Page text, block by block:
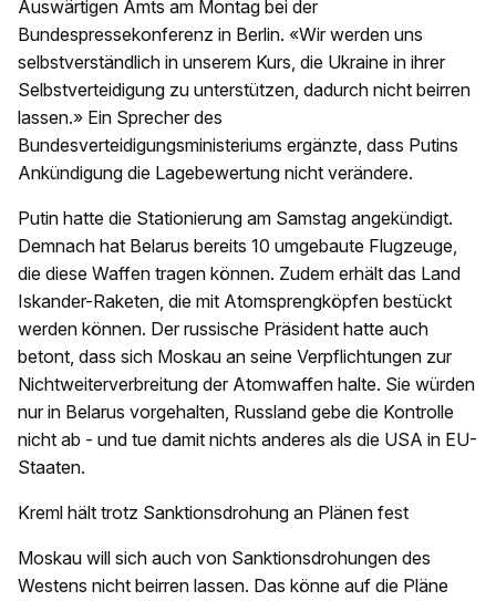
Auswärtigen Amts am Montag bei der
Bundespressekonferenz in Berlin. «Wir werden uns
selbstverständlich in unserem Kurs, die Ukraine in ihrer
Selbstverteidigung zu unterstützen, dadurch nicht beirren
lassen.» Ein Sprecher des
Bundesverteidigungsministeriums ergänzte, dass Putins
Ankündigung die Lagebewertung nicht verändere.
Putin hatte die Stationierung am Samstag angekündigt.
Demnach hat Belarus bereits 10 umgebaute Flugzeuge,
die diese Waffen tragen können. Zudem erhält das Land
Iskander-Raketen, die mit Atomsprengköpfen bestückt
werden können. Der russische Präsident hatte auch
betont, dass sich Moskau an seine Verpflichtungen zur
Nichtweiterverbreitung der Atomwaffen halte. Sie würden
nur in Belarus vorgehalten, Russland gebe die Kontrolle
nicht ab - und tue damit nichts anderes als die USA in EU-
Staaten.
Kreml hält trotz Sanktionsdrohung an Plänen fest
Moskau will sich auch von Sanktionsdrohungen des
Westens nicht beirren lassen. Das könne auf die Pläne